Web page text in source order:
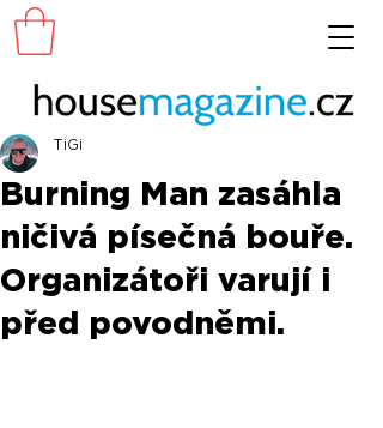
Burning Man zasáhla
ničivá písečná bouře.
Organizátoři varují i
před povodněmi.
TiGi